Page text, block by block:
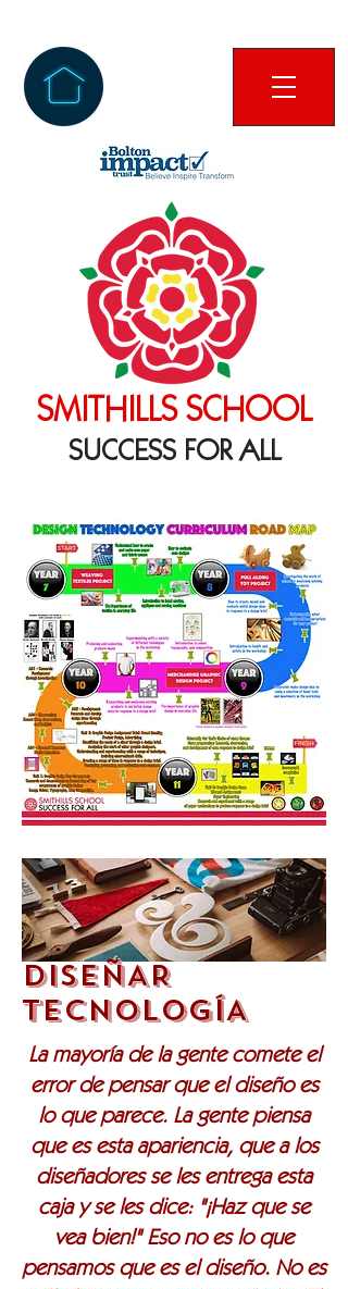
SMITHILLS SCHOOL
SUCCESS FOR ALL
DISEÑAR
TECNOLOGÍA
La mayoría de la gente comete el
error de pensar que el diseño es
lo que parece. La gente piensa
que es esta apariencia, que a los
diseñadores se les entrega esta
caja y se les dice: "¡Haz que se
vea bien!" Eso no es lo que
pensamos que es el diseño. No es